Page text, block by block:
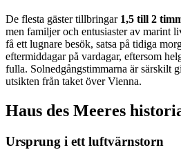
De flesta gäster tillbringar 1,5 till 2
men familjer och entusiaster av marint
få ett lugnare besök, satsa på tidiga
eftermiddagar på vardagar, eftersom
fulla. Solnedgångstimmarna är särskilt
utsikten från taket över Vienna.
Haus des Meeres
Ursprung i ett luftvärnstorn